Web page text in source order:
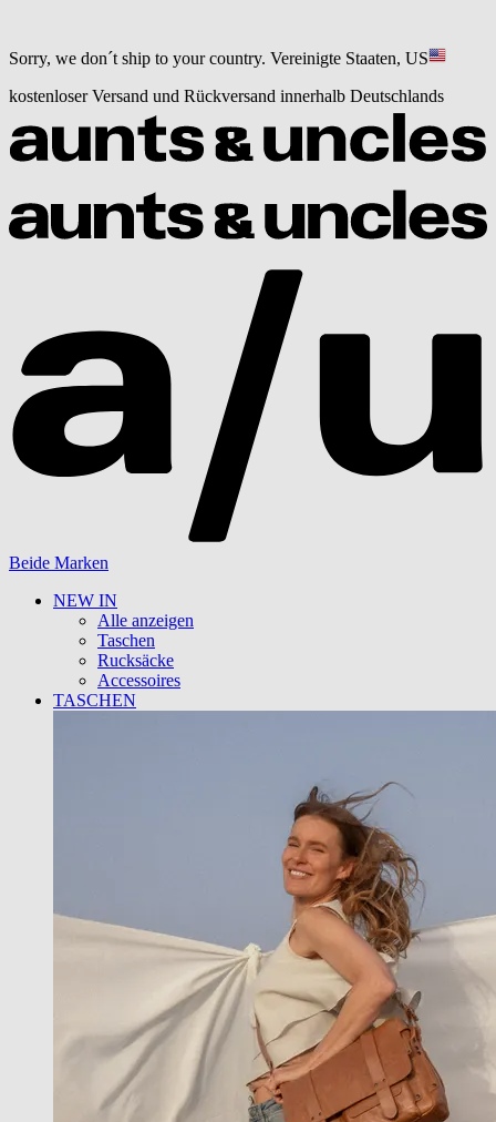
Sorry, we don´t ship to your country. Vereinigte Staaten, US
kostenloser Versand und Rückversand innerhalb Deutschlands
Beide Marken
NEW IN
Alle anzeigen
Taschen
Rucksäcke
Accessoires
TASCHEN